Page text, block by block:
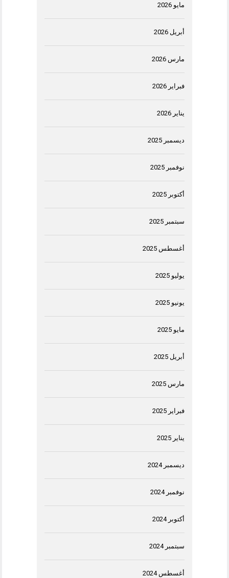
مايو 2026
أبريل 2026
مارس 2026
فبراير 2026
يناير 2026
ديسمبر 2025
نوفمبر 2025
أكتوبر 2025
سبتمبر 2025
أغسطس 2025
يوليو 2025
يونيو 2025
مايو 2025
أبريل 2025
مارس 2025
فبراير 2025
يناير 2025
ديسمبر 2024
نوفمبر 2024
أكتوبر 2024
سبتمبر 2024
أغسطس 2024